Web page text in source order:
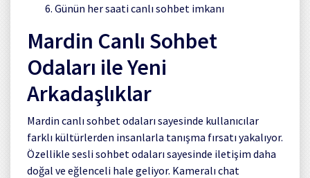
Günün her saati canlı sohbet imkanı
Mardin Canlı Sohbet
Odaları ile Yeni
Arkadaşlıklar
Mardin canlı sohbet odaları sayesinde kullanıcılar
farklı kültürlerden insanlarla tanışma fırsatı yakalıyor.
Özellikle sesli sohbet odaları sayesinde iletişim daha
doğal ve eğlenceli hale geliyor. Kameralı chat